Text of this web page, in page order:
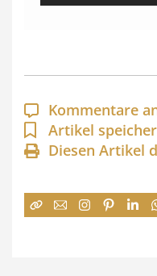
Kommentare
Artikel
Diesen Artikel